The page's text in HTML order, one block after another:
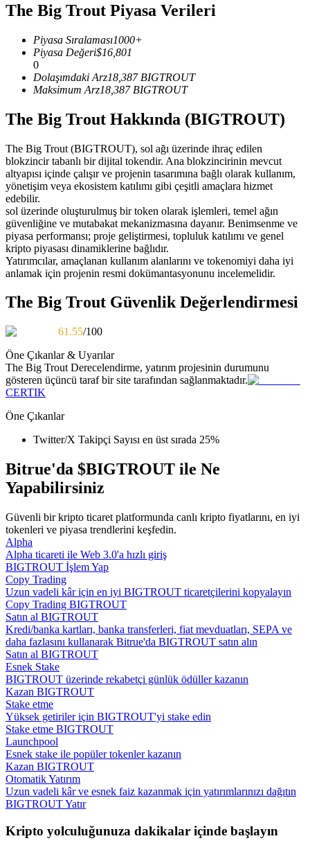
USDC Vadeli İşlemleri
USDC'yi teminat olarak kullanan vadeli işlemler
Kopya Ticaret
En iyi traderlarla güçlerinizi birleştirin
Kâr paylaşımı ve kopya ticaret komisyonlarının tadını çıkarın
Ticaret bilgileri vb. dahil olmak üzere büyük veri analizi.
Rehber
Vadeli İşlemler Başlangıç Kılavuzu
Ticaret stratejileri
The Big Trout Piyasa Verileri
Piyasa Sıralaması1000+
Piyasa Değeri$16,801
0
Dolaşımdaki Arz18,387 BIGTROUT
Maksimum Arz18,387 BIGTROUT
The Big Trout Hakkında (BIGTROUT)
The Big Trout (BIGTROUT), sol ağı üzerinde ihraç edilen
blokzincir tabanlı bir dijital tokendir. Ana blokzincirinin mevcut
altyapısı içinde çalışır ve projenin tasarımına bağlı olarak kullanım,
yönetişim veya ekosistem katılımı gibi çeşitli amaçlara hizmet
edebilir.
sol üzerinde oluşturulmuş bir token olarak işlemleri, temel ağın
güvenliğine ve mutabakat mekanizmasına dayanır. Benimsenme ve
piyasa performansı; proje geliştirmesi, topluluk katılımı ve genel
kripto piyasası dinamiklerine bağlıdır.
Yatırımcılar, amaçlanan kullanım alanlarını ve tokenomiyi daha iyi
anlamak için projenin resmi dokümantasyonunu incelemelidir.
The Big Trout Güvenlik Değerlendirmesi
61.55/100
Öne Çıkanlar & Uyarılar
The Big Trout Derecelendirme, yatırım projesinin durumunu
gösteren üçüncü taraf bir site tarafından sağlanmaktadır.
CERTIK
Öne Çıkanlar
Twitter/X Takipçi Sayısı en üst sırada 25%
Bitrue'da $BIGTROUT ile Ne
Yapabilirsiniz
Güvenli bir kripto ticaret platformunda canlı kripto fiyatlarını, en iyi
tokenleri ve piyasa trendlerini keşfedin.
Alpha
Alpha ticareti ile Web 3.0'a hızlı giriş
BIGTROUT İşlem Yap
Copy Trading
Uzun vadeli kâr için en iyi BIGTROUT ticaretçilerini kopyalayın
Copy Trading BIGTROUT
Satın al BIGTROUT
Kredi/banka kartları, banka transferleri, fiat mevduatları, SEPA ve
daha fazlasını kullanarak Bitrue'da BIGTROUT satın alın
Satın al BIGTROUT
Esnek Stake
BIGTROUT üzerinde rekabetçi günlük ödüller kazanın
Kazan BIGTROUT
Stake etme
Yüksek getiriler için BIGTROUT'yi stake edin
Stake etme BIGTROUT
Launchpool
Esnek stake ile popüler tokenler kazanın
Kazan BIGTROUT
Otomatik Yatırım
Uzun vadeli kâr ve esnek faiz kazanmak için yatırımlarınızı dağıtın
BIGTROUT Yatır
Kripto yolculuğunuza dakikalar içinde başlayın